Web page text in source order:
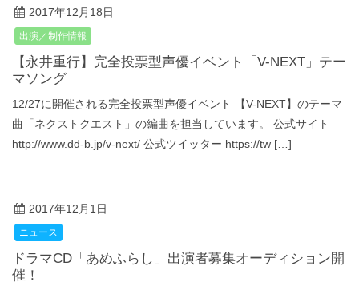
2017年12月18日
出演／制作情報
【永井重行】完全投票型声優イベント「V-NEXT」テー
マソング
12/27に開催される完全投票型声優イベント 【V-NEXT】のテーマ
曲「ネクストクエスト」の編曲を担当しています。 公式サイト
http://www.dd-b.jp/v-next/ 公式ツイッター https://tw […]
2017年12月1日
ニュース
ドラマCD「あめふらし」出演者募集オーディション開
催！